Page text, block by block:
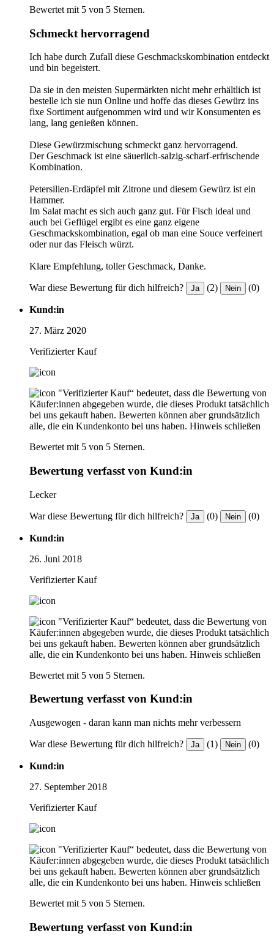
Bewertet mit 5 von 5 Sternen.
Schmeckt hervorragend
Ich habe durch Zufall diese Geschmackskombination entdeckt
und bin begeistert.
Da sie in den meisten Supermärkten nicht mehr erhältlich ist
bestelle ich sie nun Online und hoffe das dieses Gewürz ins
fixe Sortiment aufgenommen wird und wir Konsumenten es
lang, lang genießen können.
Diese Gewürzmischung schmeckt ganz hervorragend.
Der Geschmack ist eine säuerlich-salzig-scharf-erfrischende
Kombination.
Petersilien-Erdäpfel mit Zitrone und diesem Gewürz ist ein
Hammer.
Im Salat macht es sich auch ganz gut. Für Fisch ideal und
auch bei Geflügel ergibt es eine ganz eigene
Geschmackskombination, egal ob man eine Souce verfeinert
oder nur das Fleisch würzt.
Klare Empfehlung, toller Geschmack, Danke.
War diese Bewertung für dich hilfreich? Ja (2) Nein (0)
Kund:in
27. März 2020
Verifizierter Kauf
"Verifizierter Kauf“ bedeutet, dass die Bewertung von
Käufer:innen abgegeben wurde, die dieses Produkt tatsächlich
bei uns gekauft haben. Bewerten können aber grundsätzlich
alle, die ein Kundenkonto bei uns haben. Hinweis schließen
Bewertet mit 5 von 5 Sternen.
Bewertung verfasst von Kund:in
Lecker
War diese Bewertung für dich hilfreich? Ja (0) Nein (0)
Kund:in
26. Juni 2018
Verifizierter Kauf
"Verifizierter Kauf“ bedeutet, dass die Bewertung von
Käufer:innen abgegeben wurde, die dieses Produkt tatsächlich
bei uns gekauft haben. Bewerten können aber grundsätzlich
alle, die ein Kundenkonto bei uns haben. Hinweis schließen
Bewertet mit 5 von 5 Sternen.
Bewertung verfasst von Kund:in
Ausgewogen - daran kann man nichts mehr verbessern
War diese Bewertung für dich hilfreich? Ja (1) Nein (0)
Kund:in
27. September 2018
Verifizierter Kauf
"Verifizierter Kauf“ bedeutet, dass die Bewertung von
Käufer:innen abgegeben wurde, die dieses Produkt tatsächlich
bei uns gekauft haben. Bewerten können aber grundsätzlich
alle, die ein Kundenkonto bei uns haben. Hinweis schließen
Bewertet mit 5 von 5 Sternen.
Bewertung verfasst von Kund:in